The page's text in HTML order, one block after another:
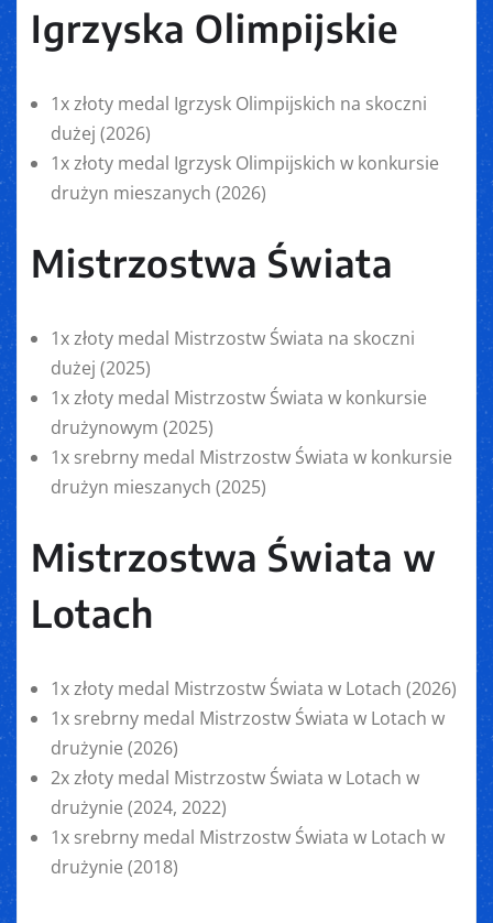
Igrzyska Olimpijskie
1x złoty medal Igrzysk Olimpijskich na skoczni
dużej (2026)
1x złoty medal Igrzysk Olimpijskich w konkursie
drużyn mieszanych (2026)
Mistrzostwa Świata
1x złoty medal Mistrzostw Świata na skoczni
dużej (2025)
1x złoty medal Mistrzostw Świata w konkursie
drużynowym (2025)
1x srebrny medal Mistrzostw Świata w konkursie
drużyn mieszanych (2025)
Mistrzostwa Świata w
Lotach
1x złoty medal Mistrzostw Świata w Lotach (2026)
1x srebrny medal Mistrzostw Świata w Lotach w
drużynie (2026)
2x złoty medal Mistrzostw Świata w Lotach w
drużynie (2024, 2022)
1x srebrny medal Mistrzostw Świata w Lotach w
drużynie (2018)